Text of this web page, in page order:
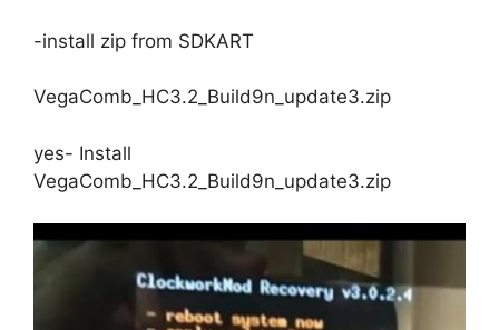
-install zip from SDKART
VegaComb_HC3.2_Build9n_update3.zip
yes- Install
VegaComb_HC3.2_Build9n_update3.zip